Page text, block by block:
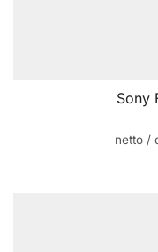
Sony
netto /